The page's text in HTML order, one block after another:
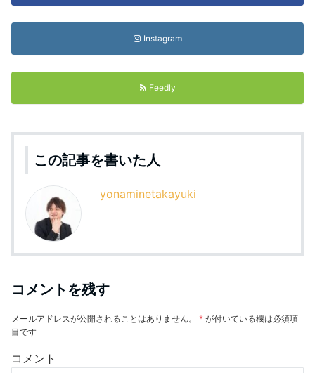
Instagram
Feedly
この記事を書いた人
yonaminetakayuki
コメントを残す
メールアドレスが公開されることはありません。 * が付いている欄は必須項
目です
コメント